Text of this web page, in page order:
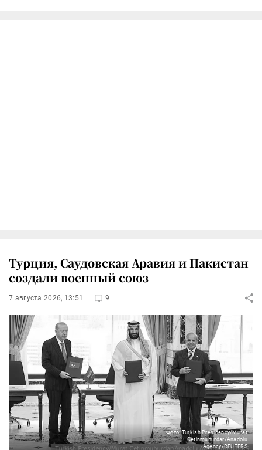
Турция, Саудовская Аравия и Пакистан
создали военный союз
7 августа 2026, 13:51 9
Фото: Turkish Presidency/Murat
Cetinmuhurdar/Anadolu
Agency/REUTERS